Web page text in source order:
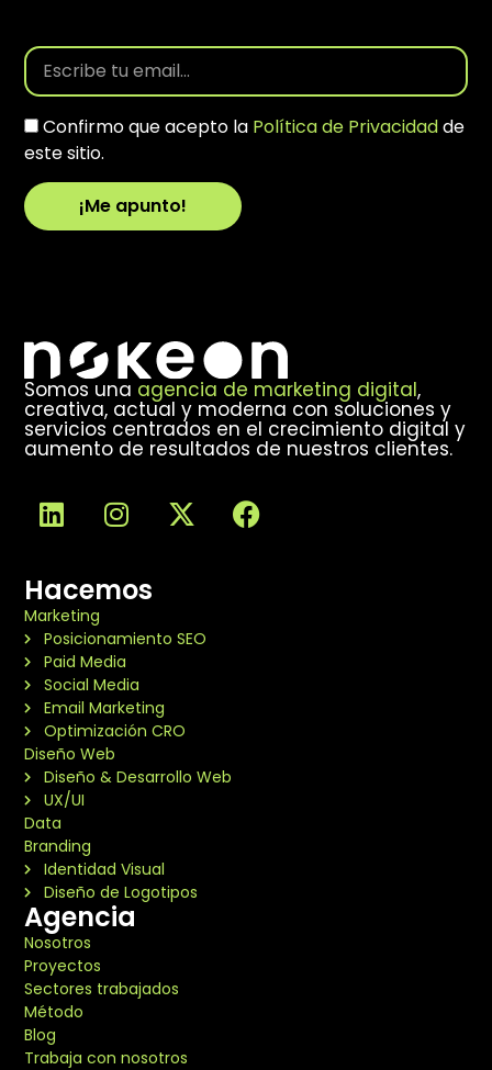
Confirmo que acepto la Política de Privacidadde
este sitio.
¡Me apunto!
Somos una agencia de marketing digital,
creativa, actual y moderna con soluciones y
servicios centrados en el crecimiento digital y
aumento de resultados de nuestros clientes.
Hacemos
Marketing
Posicionamiento SEO
Paid Media
Social Media
Email Marketing
Optimización CRO
Diseño Web
Diseño & Desarrollo Web
UX/UI
Data
Branding
Identidad Visual
Diseño de Logotipos
Agencia
Nosotros
Proyectos
Sectores trabajados
Método
Blog
Trabaja con nosotros